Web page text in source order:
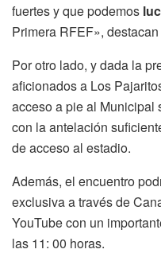
fuertes y que podemos
Primera RFEF»,
Por otro lado, y dada la
aficionados a Los
acceso a pie al Municipal
con la antelación
de acceso al estadio.
Además, el encuentro
exclusiva a través de
YouTube con un
las 11: 00 horas.